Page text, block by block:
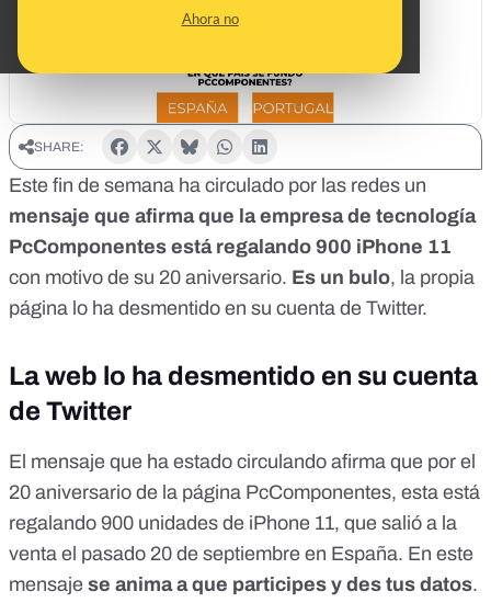
Ahora no
SHARE:
Este fin de semana ha circulado por las redes un
mensaje que afirma que la empresa de tecnología
PcComponentes está regalando 900 iPhone 11
con motivo de su 20 aniversario. Es un bulo, la propia
página lo ha desmentido en su cuenta de Twitter.
La web lo ha desmentido en su cuenta
de Twitter
El mensaje que ha estado circulando afirma que por el
20 aniversario de la página PcComponentes, esta está
regalando 900 unidades de iPhone 11, que salió a la
venta el pasado 20 de septiembre en España. En este
mensaje se anima a que participes y des tus datos.